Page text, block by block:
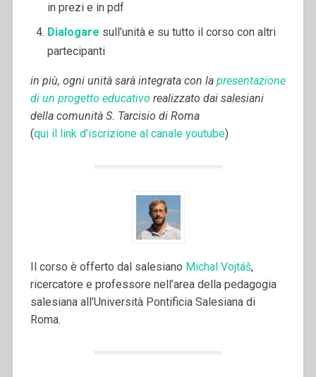
in prezi e in pdf
Dialogare sull’unità e su tutto il corso con altri
partecipanti
in più, ogni unità sarà integrata con la presentazione
di un progetto educativo realizzato dai salesiani
della comunità S. Tarcisio di Roma
(qui il link d’iscrizione al canale youtube)
Il corso è offerto dal salesiano Michal Vojtáš,
ricercatore e professore nell’area della pedagogia
salesiana all’Università Pontificia Salesiana di
Roma.